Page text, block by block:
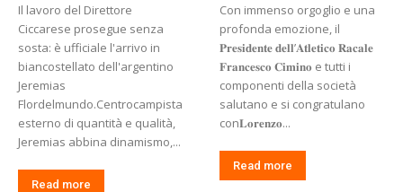
Il lavoro del Direttore
Ciccarese prosegue senza
sosta: è ufficiale l'arrivo in
biancostellato dell'argentino
Jeremias
Flordelmundo.Centrocampista
esterno di quantità e qualità,
Jeremias abbina dinamismo,...
Read more
​Con immenso orgoglio e una
profonda emozione, il
𝐏𝐫𝐞𝐬𝐢𝐝𝐞𝐧𝐭𝐞 𝐝𝐞𝐥𝐥’𝐀𝐭𝐥𝐞𝐭𝐢𝐜𝐨 𝐑𝐚𝐜𝐚𝐥𝐞
𝐅𝐫𝐚𝐧𝐜𝐞𝐬𝐜𝐨 𝐂𝐢𝐦𝐢𝐧𝐨 e tutti i
componenti della società
salutano e si congratulano
con𝐋𝐨𝐫𝐞𝐧𝐳𝐨...
Read more